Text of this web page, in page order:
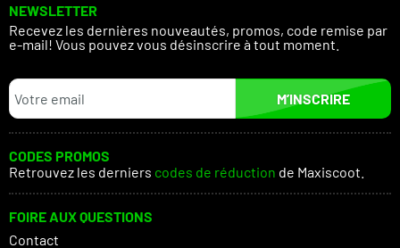
NEWSLETTER
Recevez les dernières nouveautés, promos, code remise par
e-mail! Vous pouvez vous désinscrire à tout moment.
M’INSCRIRE
CODES PROMOS
Retrouvez les derniers codes de réduction de Maxiscoot.
FOIRE AUX QUESTIONS
Contact